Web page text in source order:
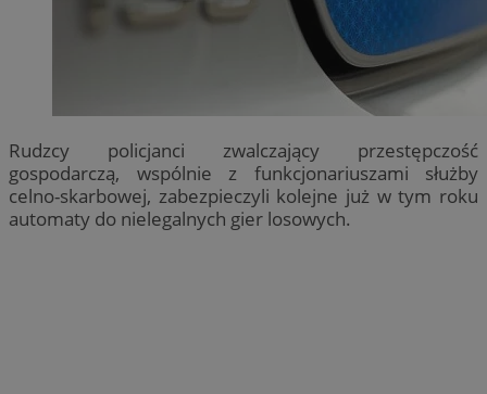
Rudzcy policjanci zwalczający przestępczość
gospodarczą, wspólnie z funkcjonariuszami służby
celno-skarbowej, zabezpieczyli kolejne już w tym roku
automaty do nielegalnych gier losowych.